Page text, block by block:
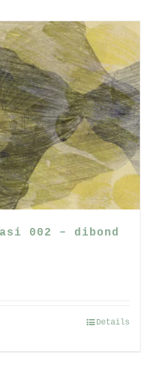
002 – dibond
Details